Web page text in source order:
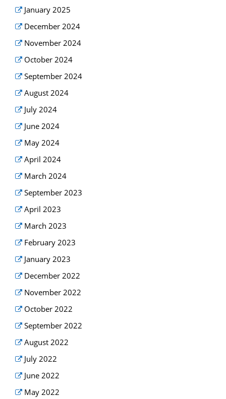
January 2025
December 2024
November 2024
October 2024
September 2024
August 2024
July 2024
June 2024
May 2024
April 2024
March 2024
September 2023
April 2023
March 2023
February 2023
January 2023
December 2022
November 2022
October 2022
September 2022
August 2022
July 2022
June 2022
May 2022